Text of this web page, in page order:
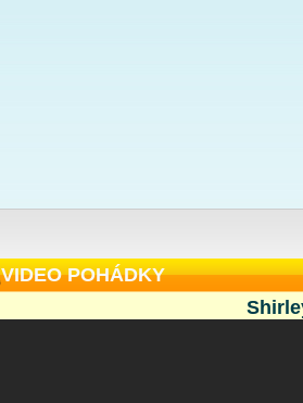
VIDEO POHÁDKY